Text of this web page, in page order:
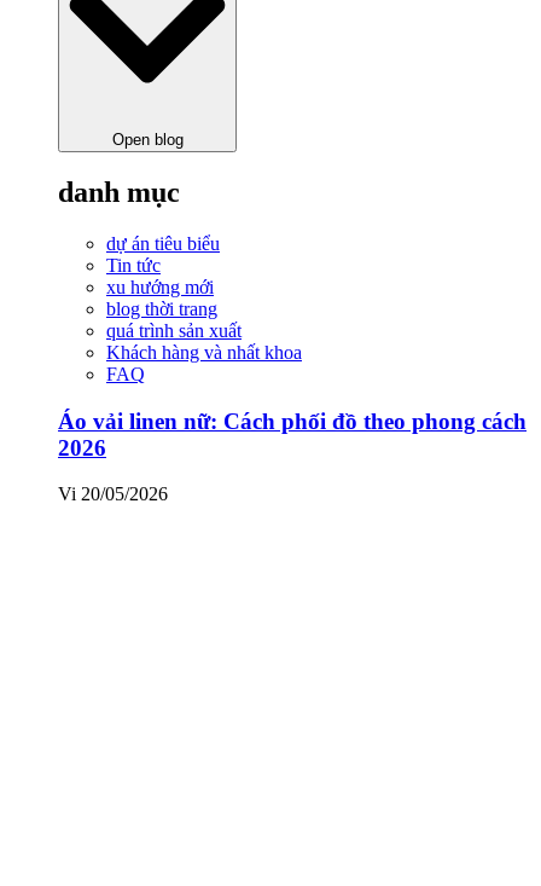
Open blog
danh mục
dự án tiêu biểu
Tin tức
xu hướng mới
blog thời trang
quá trình sản xuất
Khách hàng và nhất khoa
FAQ
Áo vải linen nữ: Cách phối đồ theo phong cách
2026
Vi 20/05/2026